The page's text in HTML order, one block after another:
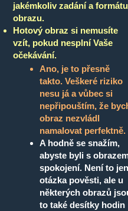
jakémkoliv zadání a formátu
obrazu.
Hotový obraz si nemusíte
vzít, pokud nesplní Vaše
očekávání.
Ano, je to přesně
takto. Veškeré riziko
nesu já a vůbec si
nepřipouštím, že
obraz nezvládl
namalovat perfektně.
A hodně se snažím,
abyste byli s
spokojení. Není to jen
otázka pověsti, ale u
některých obrazů
to také desítky hodin